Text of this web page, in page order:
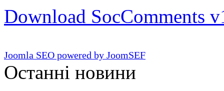
Download SocComments
Joomla SEO powered by JoomSEF
Останні новини